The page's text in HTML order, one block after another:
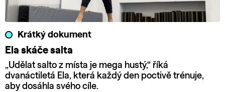
Krátký dokument
Ela skáče salta
„Udělat salto z místa je mega hustý,“ říká
dvanáctiletá Ela, která každý den poctivě trénuje,
aby dosáhla svého cíle.